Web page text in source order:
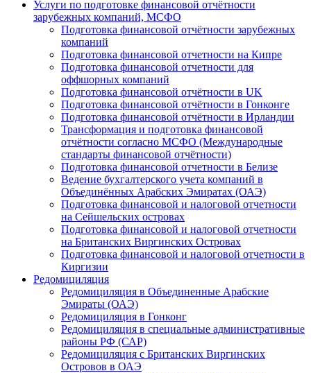
Услуги по подготовке финансовой отчётности
зарубежных компаний, МСФО
Подготовка финансовой отчётности зарубежных
компаний
Подготовка финансовой отчетности на Кипре
Подготовка финансовой отчетности для
оффшорных компаний
Подготовка финансовой отчётности в UK
Подготовка финансовой отчётности в Гонконге
Подготовка финансовой отчётности в Ирландии
Трансформация и подготовка финансовой
отчётности согласно МСФО (Международные
стандарты финансовой отчётности)
Подготовка финансовой отчетности в Белизе
Ведение бухгалтерского учета компаний в
Объединённых Арабских Эмиратах (ОАЭ)
Подготовка финансовой и налоговой отчетности
на Сейшельских островах
Подготовка финансовой и налоговой отчетности
на Британских Виргинских Островах
Подготовка финансовой и налоговой отчетности в
Киргизии
Редомициляция
Редомициляция в Объединенные Арабские
Эмираты (ОАЭ)
Редомициляция в Гонконг
Редомициляция в специальные административные
районы РФ (САР)
Редомициляция с Британских Виргинских
Островов в ОАЭ